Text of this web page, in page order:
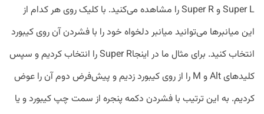
Super L و Super R را مشاهده می‌کنید. با کلیک روی هر کدام از
این میانبر‌ها می‌توانید میانبر دلخواه خود را با فشردن آن روی کیبورد
انتخاب کنید. برای مثال ما در اینجاSuper R را انتخاب کردیم و سپس
کلید‌های Alt و M را از روی کیبورد زدیم و پیش‌فرض دوم آن را عوض
کردیم. به این ترتیب با فشردن دکمه پنجره از سمت چپ کیبورد و یا